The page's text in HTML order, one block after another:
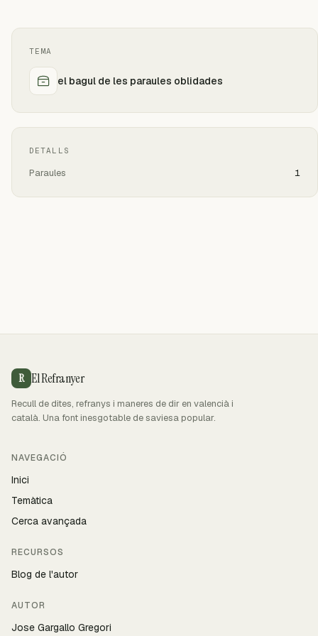
TEMA
el bagul de les paraules oblidades
DETALLS
Paraules 1
R El Refranyer
Recull de dites, refranys i maneres de dir en valencià i
català. Una font inesgotable de saviesa popular.
NAVEGACIÓ
Inici
Temàtica
Cerca avançada
RECURSOS
Blog de l'autor
AUTOR
Jose Gargallo Gregori